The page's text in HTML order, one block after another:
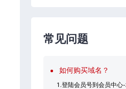
常见问题
如何购买域名？
1.登陆会员号到会员中